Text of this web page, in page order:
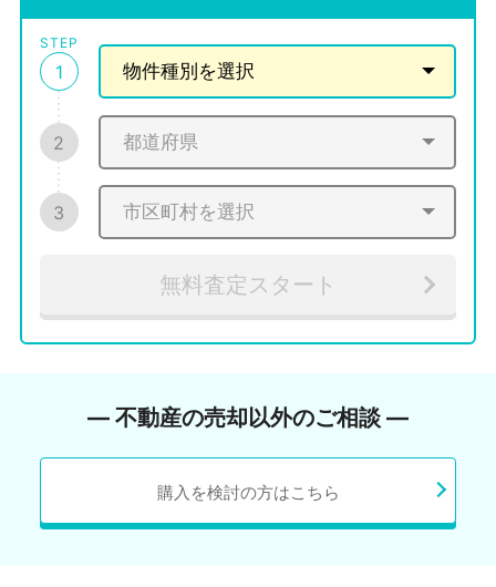
STEP
1
2
3
無料査定スタート
― 不動産の売却以外のご相談 ―
購入を検討の方はこちら